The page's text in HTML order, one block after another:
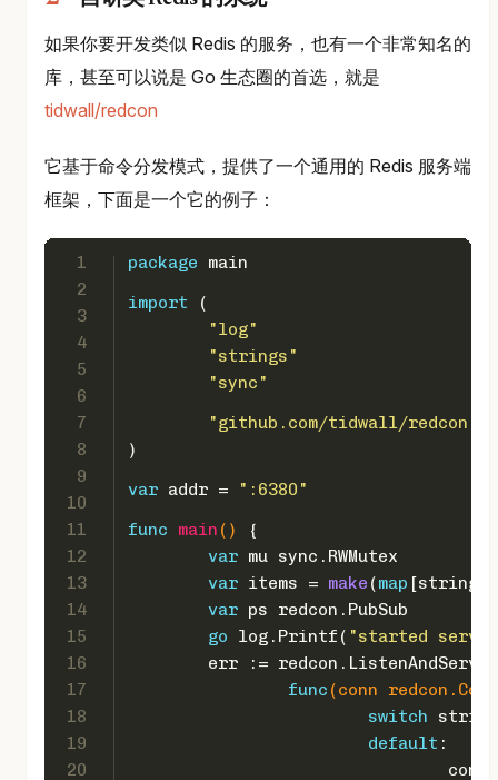
如果你要开发类似 Redis 的服务，也有一个非常知名的
库，甚至可以说是 Go 生态圈的首选，就是
tidwall/redcon
它基于命令分发模式，提供了一个通用的 Redis 服务端
框架，下面是一个它的例子：
1
2
3
4
5
6
7
8
9
10
11
12
13
14
15
16
17
18
19
20
package main
import (
"log"
"strings"
"sync"
"github.com/tidwall/redcon"
)
var addr =
":6380"
func
main ()
{
var mu sync.RWMutex
var items = make (map [string
var ps redcon.PubSub
go log.Printf( "started
err :=
func (conn
switch
default :